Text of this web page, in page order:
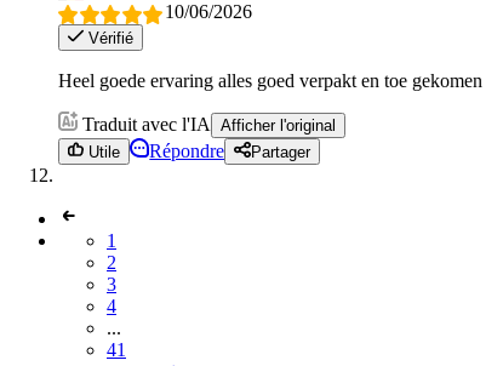
10/06/2026
Vérifié
Heel goede ervaring alles goed verpakt en toe gekomen
Traduit avec l'IA
Afficher l'original
Utile
Répondre Partager
1
2
3
4
...
41